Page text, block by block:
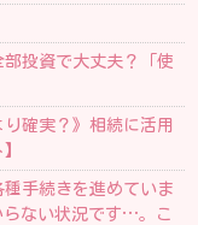
投資で大丈夫？「使
確実？》相続に活用
手続きを進めていま
らない状況です…。こ